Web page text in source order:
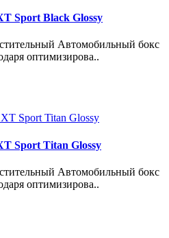
Sport Black Glossy
Автомобильный бокс
оптимизирова..
Sport Titan Glossy
Автомобильный бокс
оптимизирова..